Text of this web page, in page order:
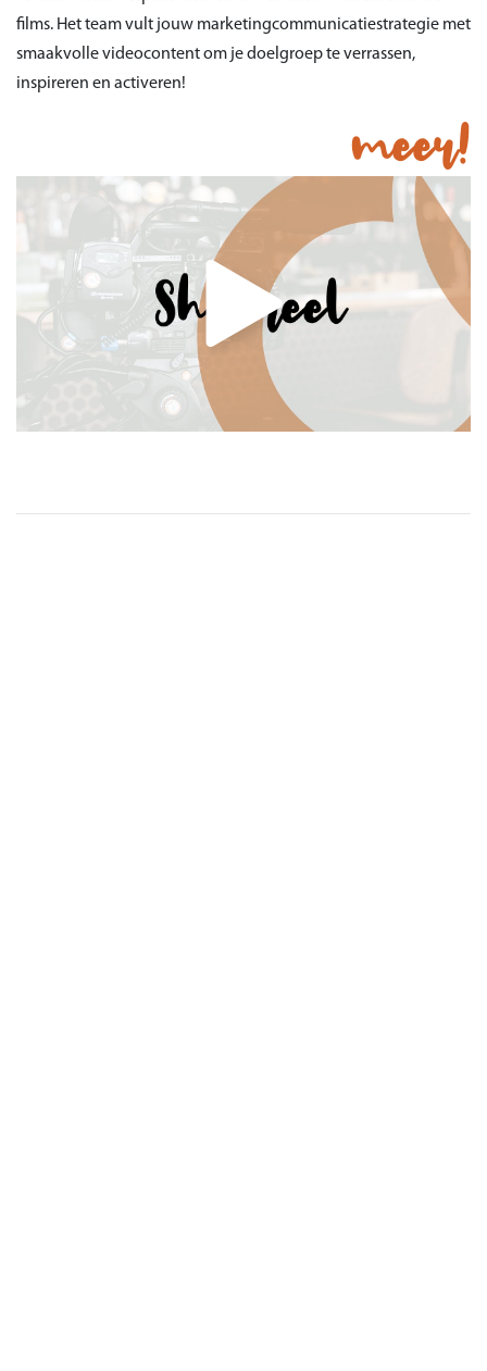
films. Het team vult jouw marketingcommunicatiestrategie met
smaakvolle videocontent om je doelgroep te verrassen,
inspireren en activeren!
meer!